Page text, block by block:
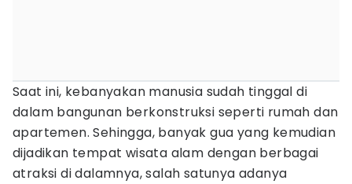
Saat ini, kebanyakan manusia sudah tinggal di
dalam bangunan berkonstruksi seperti rumah dan
apartemen. Sehingga, banyak gua yang kemudian
dijadikan tempat wisata alam dengan berbagai
atraksi di dalamnya, salah satunya adanya